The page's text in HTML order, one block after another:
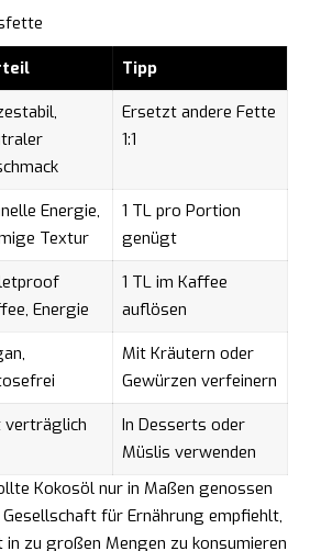
Tipp
Ersetzt andere Fette
1:1
Energie,
Textur
1 TL pro Portion
genügt
Energie
1 TL im Kaffee
auflösen
Mit Kräutern oder
Gewürzen verfeinern
verträglich
In Desserts oder
Müslis verwenden
Kokosöl nur in Maßen genossen
für Ernährung empfiehlt,
zu großen Mengen zu konsumieren